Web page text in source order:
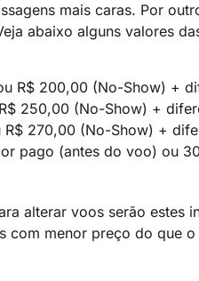
mais caras. Por
abaixo alguns valores
R$ 200,00 (No-Show) +
250,00 (No-Show) +
270,00 (No-Show) +
pago (antes do voo) ou
alterar voos serão estes
com menor preço do que